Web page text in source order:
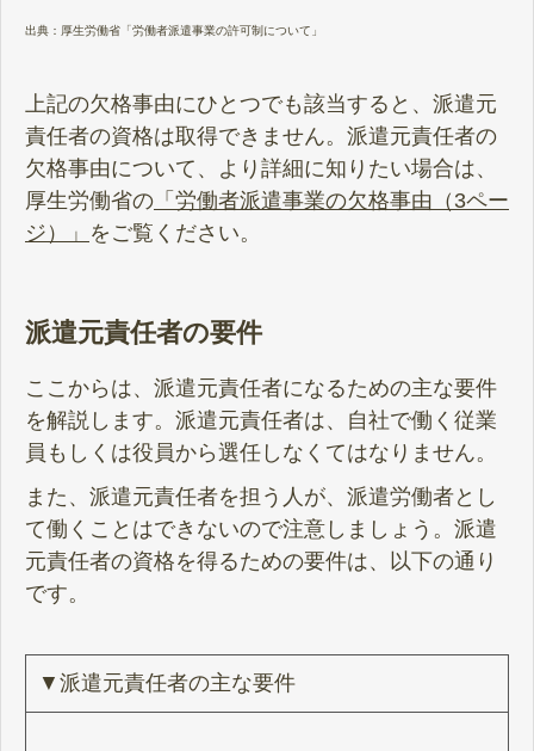
出典： 厚生労働省「労働者派遣事業の許可制について」
上記の欠格事由にひとつでも該当すると、派遣元
責任者の資格は取得できません。派遣元責任者の
欠格事由について、より詳細に知りたい場合は、
厚生労働省の 「労働者派遣事業の欠格事由（3ペー
ジ）」 をご覧ください。
派遣元責任者の要件
ここからは、派遣元責任者になるための主な要件
を解説します。派遣元責任者は、自社で働く従業
員もしくは役員から選任しなくてはなりません。
また、派遣元責任者を担う人が、派遣労働者とし
て働くことはできないので注意しましょう。派遣
元責任者の資格を得るための要件は、以下の通り
です。
▼派遣元責任者の主な要件